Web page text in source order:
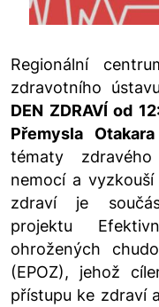
Regionální
zdravotního
DEN ZDRAVÍ od
Přemysla
tématy
nemocí a
zdraví je
projektu
ohrožených
(EPOZ), jehož
přístupu ke zdraví